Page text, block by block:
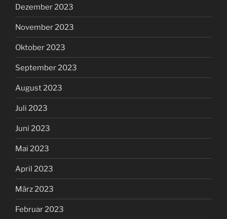
Dezember 2023
November 2023
Oktober 2023
September 2023
August 2023
Juli 2023
Juni 2023
Mai 2023
April 2023
März 2023
Februar 2023